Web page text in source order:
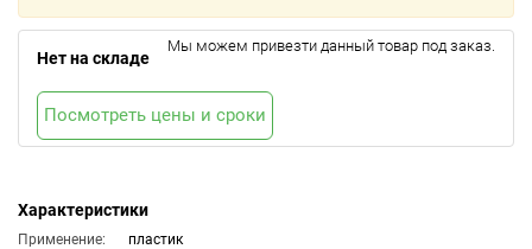
Характеристики
Применение:
пластик
Нет на складе
Мы можем привезти данный товар под заказ.
Посмотреть цены и сроки